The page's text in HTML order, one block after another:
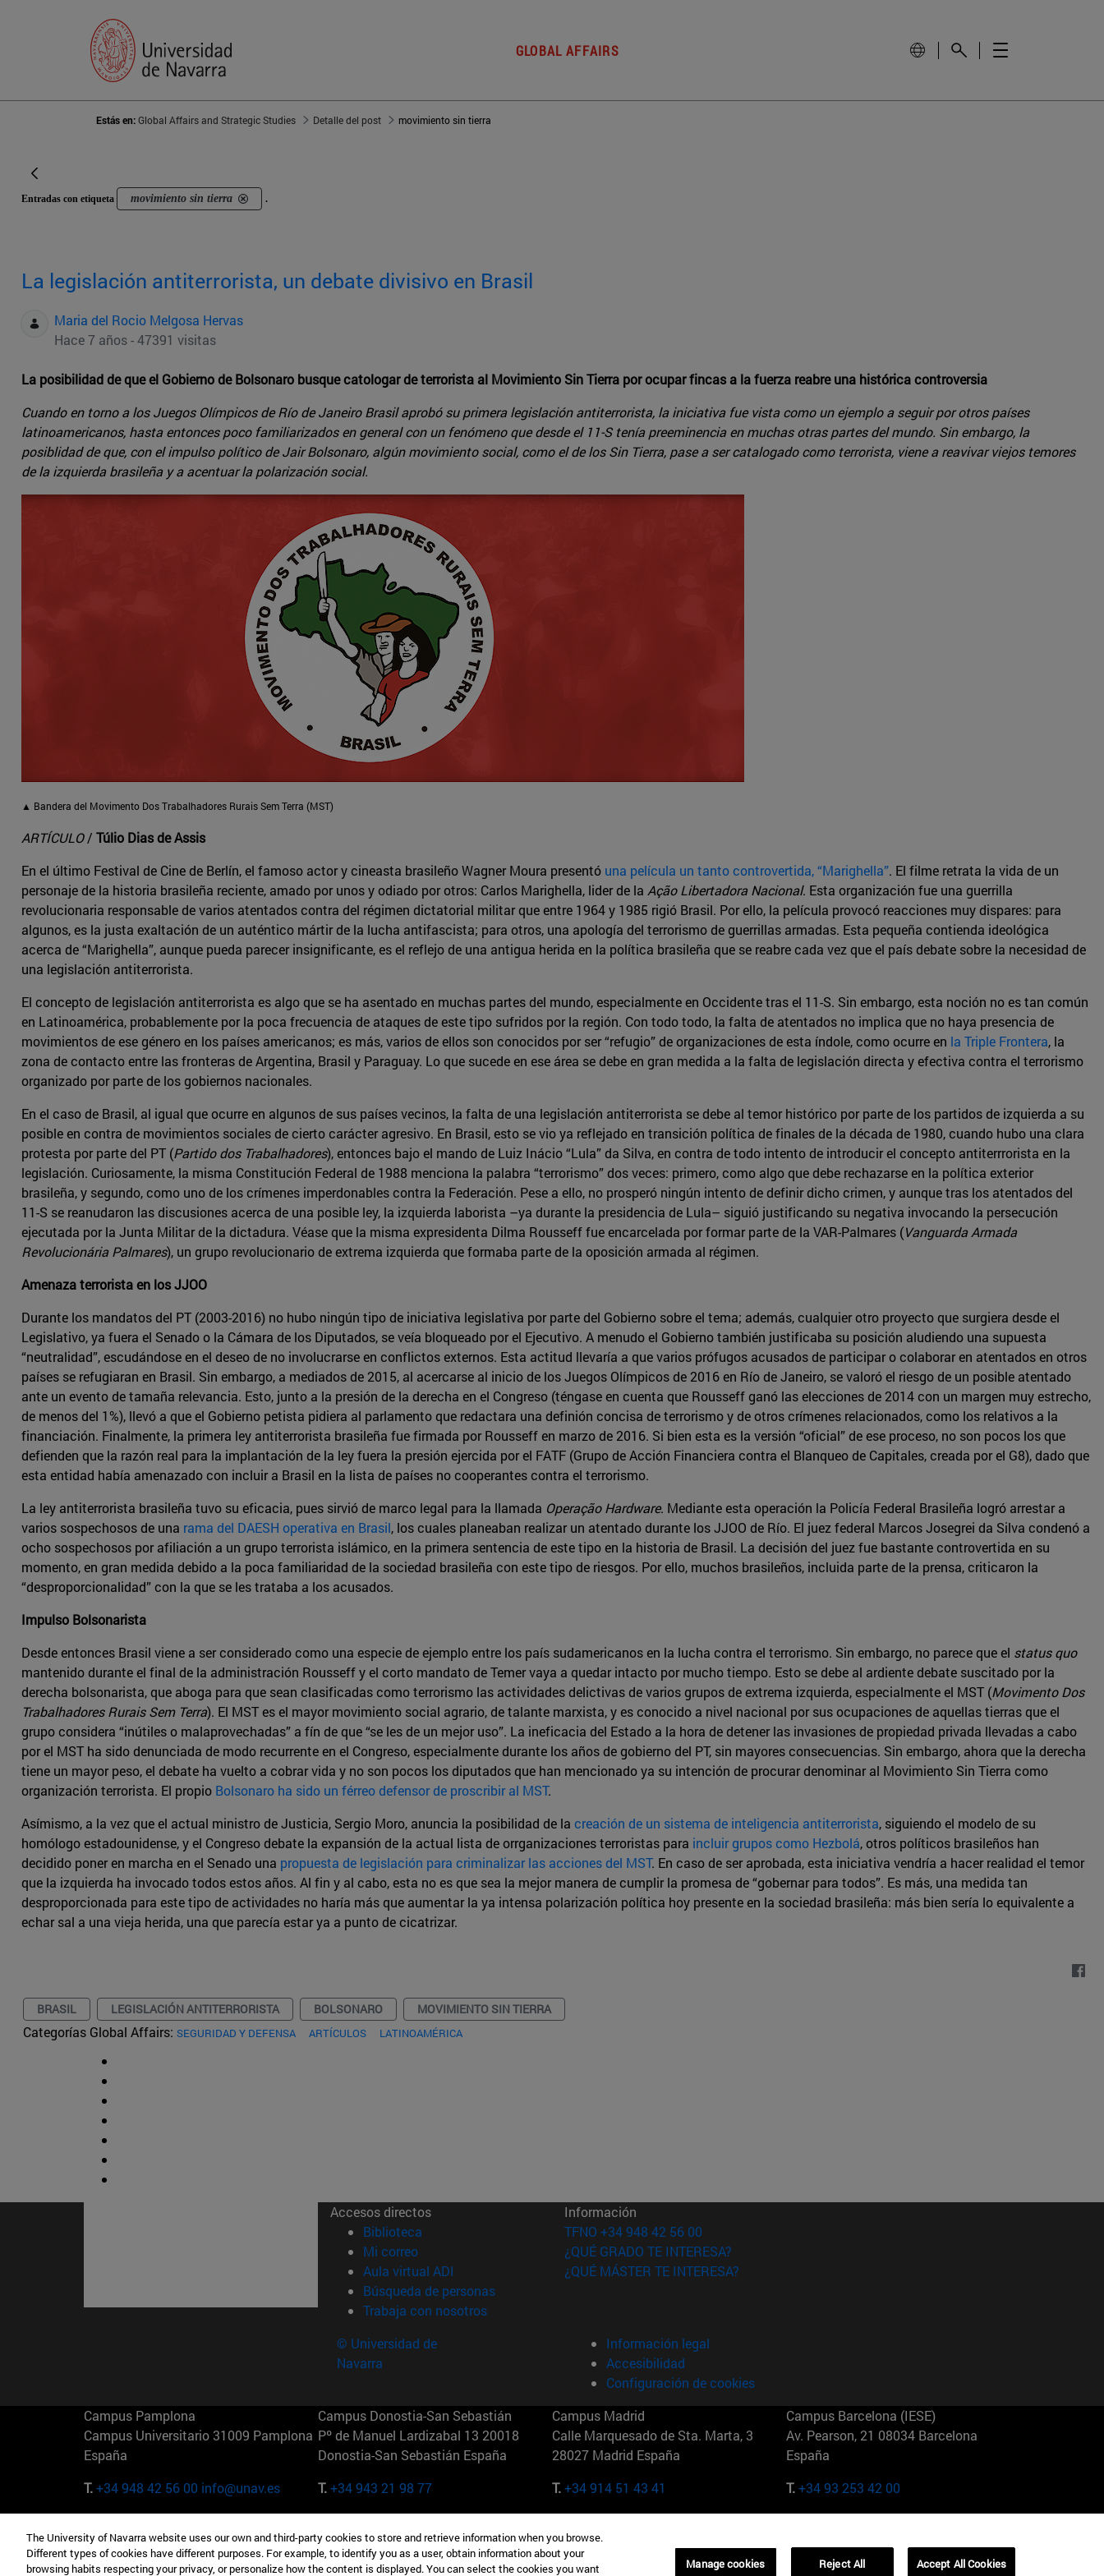
GLOBAL AFFAIRS
Estás en:Global Affairs and Strategic Studies Detalle del post movimiento sin tierra
Entradas con etiqueta movimiento sin tierra .
La legislación antiterrorista, un debate divisivo en Brasil
Maria del Rocio Melgosa Hervas
Hace 7 años - 47391 visitas
La posibilidad de que el Gobierno de Bolsonaro busque catologar de terrorista al Movimiento Sin Tierra por ocupar fincas a la fuerza reabre una histórica controversia
Cuando en torno a los Juegos Olímpicos de Río de Janeiro Brasil aprobó su primera legislación antiterrorista, la iniciativa fue vista como un ejemplo a seguir por otros países
latinoamericanos, hasta entonces poco familiarizados en general con un fenómeno que desde el 11-S tenía preeminencia en muchas otras partes del mundo. Sin embargo, la
posiblidad de que, con el impulso político de Jair Bolsonaro, algún movimiento social, como el de los Sin Tierra, pase a ser catalogado como terrorista, viene a reavivar viejos temores
de la izquierda brasileña y a acentuar la polarización social.
▲ Bandera del Movimento Dos Trabalhadores Rurais Sem Terra (MST)
ARTÍCULO/ Túlio Dias de Assis
En el último Festival de Cine de Berlín, el famoso actor y cineasta brasileño Wagner Moura presentó una película un tanto controvertida, “Marighella”. El filme retrata la vida de un
personaje de la historia brasileña reciente, amado por unos y odiado por otros: Carlos Marighella, lider de la Ação Libertadora Nacional. Esta organización fue una guerrilla
revolucionaria responsable de varios atentados contra del régimen dictatorial militar que entre 1964 y 1985 rigió Brasil. Por ello, la película provocó reacciones muy dispares: para
algunos, es la justa exaltación de un auténtico mártir de la lucha antifascista; para otros, una apología del terrorismo de guerrillas armadas. Esta pequeña contienda ideológica
acerca de “Marighella”, aunque pueda parecer insignificante, es el reflejo de una antigua herida en la política brasileña que se reabre cada vez que el país debate sobre la necesidad de
una legislación antiterrorista.
El concepto de legislación antiterrorista es algo que se ha asentado en muchas partes del mundo, especialmente en Occidente tras el 11-S. Sin embargo, esta noción no es tan común
en Latinoamérica, probablemente por la poca frecuencia de ataques de este tipo sufridos por la región. Con todo todo, la falta de atentados no implica que no haya presencia de
movimientos de ese género en los países americanos; es más, varios de ellos son conocidos por ser “refugio” de organizaciones de esta índole, como ocurre en la Triple Frontera, la
zona de contacto entre las fronteras de Argentina, Brasil y Paraguay. Lo que sucede en ese área se debe en gran medida a la falta de legislación directa y efectiva contra el terrorismo
organizado por parte de los gobiernos nacionales.
En el caso de Brasil, al igual que ocurre en algunos de sus países vecinos, la falta de una legislación antiterrorista se debe al temor histórico por parte de los partidos de izquierda a su
posible en contra de movimientos sociales de cierto carácter agresivo. En Brasil, esto se vio ya reflejado en transición política de finales de la década de 1980, cuando hubo una clara
protesta por parte del PT (Partido dos Trabalhadores), entonces bajo el mando de Luiz Inácio “Lula” da Silva, en contra de todo intento de introducir el concepto antiterrrorista en la
legislación. Curiosamente, la misma Constitución Federal de 1988 menciona la palabra “terrorismo” dos veces: primero, como algo que debe rechazarse en la política exterior
brasileña, y segundo, como uno de los crímenes imperdonables contra la Federación. Pese a ello, no prosperó ningún intento de definir dicho crimen, y aunque tras los atentados del
11-S se reanudaron las discusiones acerca de una posible ley, la izquierda laborista –ya durante la presidencia de Lula– siguió justificando su negativa invocando la persecución
ejecutada por la Junta Militar de la dictadura. Véase que la misma expresidenta Dilma Rousseff fue encarcelada por formar parte de la VAR-Palmares (Vanguarda Armada
Revolucionária Palmares), un grupo revolucionario de extrema izquierda que formaba parte de la oposición armada al régimen.
Amenaza terrorista en los JJOO
Durante los mandatos del PT (2003-2016) no hubo ningún tipo de iniciativa legislativa por parte del Gobierno sobre el tema; además, cualquier otro proyecto que surgiera desde el
Legislativo, ya fuera el Senado o la Cámara de los Diputados, se veía bloqueado por el Ejecutivo. A menudo el Gobierno también justificaba su posición aludiendo una supuesta
“neutralidad”, escudándose en el deseo de no involucrarse en conflictos externos. Esta actitud llevaría a que varios prófugos acusados de participar o colaborar en atentados en otros
países se refugiaran en Brasil. Sin embargo, a mediados de 2015, al acercarse al inicio de los Juegos Olímpicos de 2016 en Río de Janeiro, se valoró el riesgo de un posible atentado
ante un evento de tamaña relevancia. Esto, junto a la presión de la derecha en el Congreso (téngase en cuenta que Rousseff ganó las elecciones de 2014 con un margen muy estrecho,
de menos del 1%), llevó a que el Gobierno petista pidiera al parlamento que redactara una definión concisa de terrorismo y de otros crímenes relacionados, como los relativos a la
financiación. Finalmente, la primera ley antiterrorista brasileña fue firmada por Rousseff en marzo de 2016. Si bien esta es la versión “oficial” de ese proceso, no son pocos los que
defienden que la razón real para la implantación de la ley fuera la presión ejercida por el FATF (Grupo de Acción Financiera contra el Blanqueo de Capitales, creada por el G8), dado que
esta entidad había amenazado con incluir a Brasil en la lista de países no cooperantes contra el terrorismo.
La ley antiterrorista brasileña tuvo su eficacia, pues sirvió de marco legal para la llamada Operação Hardware. Mediante esta operación la Policía Federal Brasileña logró arrestar a
varios sospechosos de una rama del DAESH operativa en Brasil, los cuales planeaban realizar un atentado durante los JJOO de Río. El juez federal Marcos Josegrei da Silva condenó a
ocho sospechosos por afiliación a un grupo terrorista islámico, en la primera sentencia de este tipo en la historia de Brasil. La decisión del juez fue bastante controvertida en su
momento, en gran medida debido a la poca familiaridad de la sociedad brasileña con este tipo de riesgos. Por ello, muchos brasileños, incluida parte de la prensa, criticaron la
“desproporcionalidad” con la que se les trataba a los acusados.
Impulso Bolsonarista
Desde entonces Brasil viene a ser considerado como una especie de ejemplo entre los país sudamericanos en la lucha contra el terrorismo. Sin embargo, no parece que el status quo
mantenido durante el final de la administración Rousseff y el corto mandato de Temer vaya a quedar intacto por mucho tiempo. Esto se debe al ardiente debate suscitado por la
derecha bolsonarista, que aboga para que sean clasificadas como terrorismo las actividades delictivas de varios grupos de extrema izquierda, especialmente el MST (Movimento Dos
Trabalhadores Rurais Sem Terra). El MST es el mayor movimiento social agrario, de talante marxista, y es conocido a nivel nacional por sus ocupaciones de aquellas tierras que el
grupo considera “inútiles o malaprovechadas” a fín de que “se les de un mejor uso”. La ineficacia del Estado a la hora de detener las invasiones de propiedad privada llevadas a cabo
por el MST ha sido denunciada de modo recurrente en el Congreso, especialmente durante los años de gobierno del PT, sin mayores consecuencias. Sin embargo, ahora que la derecha
tiene un mayor peso, el debate ha vuelto a cobrar vida y no son pocos los diputados que han mencionado ya su intención de procurar denominar al Movimiento Sin Tierra como
organización terrorista. El propio Bolsonaro ha sido un férreo defensor de proscribir al MST.
Asímismo, a la vez que el actual ministro de Justicia, Sergio Moro, anuncia la posibilidad de la creación de un sistema de inteligencia antiterrorista, siguiendo el modelo de su
homólogo estadounidense, y el Congreso debate la expansión de la actual lista de orrganizaciones terroristas para incluir grupos como Hezbolá, otros políticos brasileños han
decidido poner en marcha en el Senado una propuesta de legislación para criminalizar las acciones del MST. En caso de ser aprobada, esta iniciativa vendría a hacer realidad el temor
que la izquierda ha invocado todos estos años. Al fin y al cabo, esta no es que sea la mejor manera de cumplir la promesa de “gobernar para todos”. Es más, una medida tan
desproporcionada para este tipo de actividades no haría más que aumentar la ya intensa polarización política hoy presente en la sociedad brasileña: más bien sería lo equivalente a
echar sal a una vieja herida, una que parecía estar ya a punto de cicatrizar.
BRASIL LEGISLACIÓN ANTITERRORISTA BOLSONARO MOVIMIENTO SIN TIERRA
Categorías Global Affairs: SEGURIDAD Y DEFENSA ARTÍCULOS LATINOAMÉRICA
Accesos directos
Biblioteca (abre en nueva ventana)
Mi correo(abre en nueva ventana)
Aula virtual ADI (abre en nueva ventana)
Búsqueda de personas(abre en nueva ventana)
Trabaja con nosotros(abre en nueva ventana)
Información
TFNO +34 948 42 56 00
¿QUÉ GRADO TE INTERESA?
¿QUÉ MÁSTER TE INTERESA?
© Universidad de
Navarra
Información legal
Accesibilidad
Configuración de cookies
Campus Pamplona
Campus Universitario 31009 Pamplona
España
T.+34 948 42 56 00 info@unav.es
Campus Donostia-San Sebastián
Pº de Manuel Lardizabal 13 20018
Donostia-San Sebastián España
T.+34 943 21 98 77
Campus Madrid
Calle Marquesado de Sta. Marta, 3
28027 Madrid España
T.+34 914 51 43 41
Campus Barcelona (IESE)
Av. Pearson, 21 08034 Barcelona
España
T.+34 93 253 42 00
Camino del Cerro Águila 3 28023
Madrid España
165 W 57th St 10019-2201 Nueva York
EE.UU
Maria-Theresia-Straße 15 81675
Múnich Alemania
01321001 Bela Vista Brasil
The University of Navarra website uses our own and third-party cookies to store and retrieve information when you browse.
Different types of cookies have different purposes. For example, to identify you as a user, obtain information about your
browsing habits respecting your privacy, or personalize how the content is displayed. You can select the cookies you want
Manage cookies Reject All Accept All Cookies